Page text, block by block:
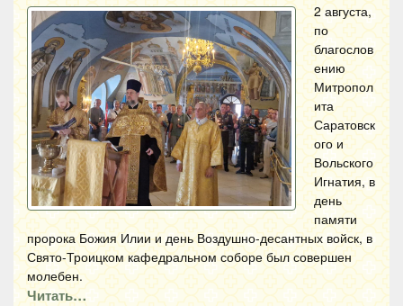
2 августа,
по
благослов
ению
Митропол
ита
Саратовск
ого и
Вольского
Игнатия, в
день
памяти
пророка Божия Илии и день Воздушно-десантных войск, в
Свято-Троицком кафедральном соборе был совершен
молебен.
Читать…